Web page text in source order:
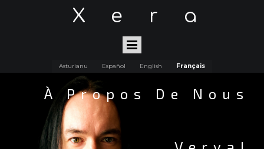
Xera
Asturianu Español English Français
À Propos De Nous